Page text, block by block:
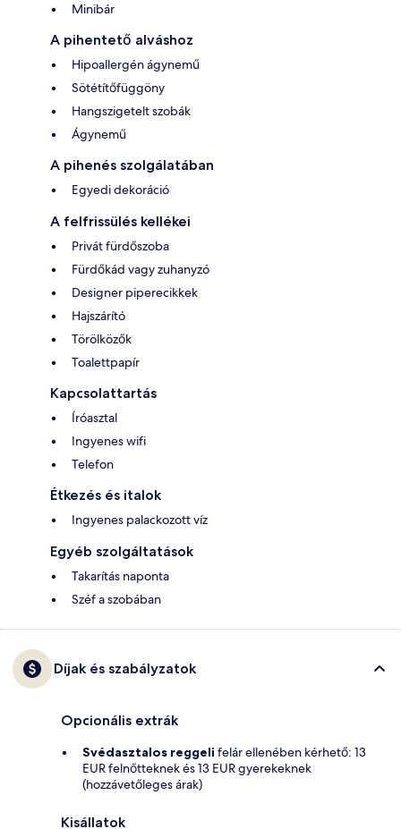
Minibár
A pihentető alváshoz
Hipoallergén ágynemű
Sötétítőfüggöny
Hangszigetelt szobák
Ágynemű
A pihenés szolgálatában
Egyedi dekoráció
A felfrissülés kellékei
Privát fürdőszoba
Fürdőkád vagy zuhanyzó
Designer piperecikkek
Hajszárító
Törölközők
Toalettpapír
Kapcsolattartás
Íróasztal
Ingyenes wifi
Telefon
Étkezés és italok
Ingyenes palackozott víz
Egyéb szolgáltatások
Takarítás naponta
Széf a szobában
Díjak és szabályzatok
Opcionális extrák
Svédasztalos reggeli felár ellenében kérhető: 13
EUR felnőtteknek és 13 EUR gyerekeknek
(hozzávetőleges árak)
Kisállatok